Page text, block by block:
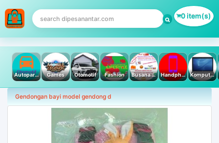
0 item(s)
Autoparts Games Otomotif Fashion Busana Muslim Handphone & Tablet Komputer PC & Laptop
Gendongan bayi model gendong d